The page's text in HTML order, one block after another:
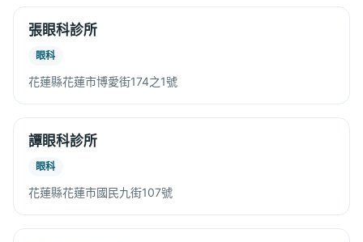
張眼科診所
眼科
花蓮縣花蓮市博愛街174之1號
譚眼科診所
眼科
花蓮縣花蓮市國民九街107號